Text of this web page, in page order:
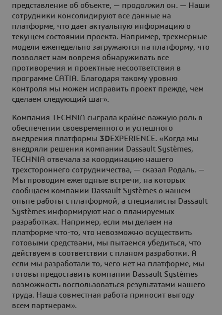
представление об объекте, — продолжил он. — Наши
сотрудники консолидируют все данные на
платформе, что дает актуальную информацию о
текущем состоянии проекта. Например, трехмерные
модели еженедельно загружаются на платформу, что
позволяет нам вовремя обнаруживать все
противоречия и проектные несоответствия в
программе CATIA. Благодаря такому уровню
контроля мы можем исправить проект прежде, чем
сделаем следующий шаг».
Компания TECHNIA сыграла крайне важную роль в
обеспечении своевременного и успешного
внедрения платформы 3DEXPERIENCE. «Когда мы
внедряли решения компании Dassault Systèmes,
TECHNIA отвечала за координацию нашего
трехстороннего сотрудничества, — сказал Родаль. —
Мы проводим ежегодные встречи, на которых
сообщаем компании Dassault Systèmes о нашем
опыте работы с платформой, а специалисты Dassault
Systèmes информируют нас о планируемых
разработках. Например, если мы делаем на
платформе что-то, что невозможно осуществить
готовыми средствами, мы пытаемся убедиться, что
действуем в соответствии с планом разработки. А
если мы разработали то, чего нет на платформе, мы
готовы предоставить компании Dassault Systèmes
возможность воспользоваться результатами нашего
труда. Наша совместная работа приносит выгоду
всем партнерам».